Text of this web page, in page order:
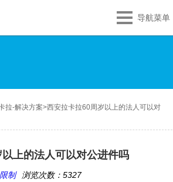
导航菜单
拉-解决方案>西安拉卡拉60周岁以上的法人可以对
上的法人可以对公进件吗
制 浏览次数：5327